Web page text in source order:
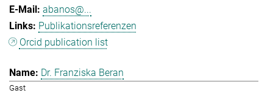
abanos@...
Publikationsreferenzen
Orcid publication list
Dr. Franziska Beran
Gast